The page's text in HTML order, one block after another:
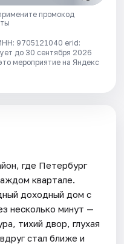
промокод
9705121040 erid:
до 30 сентября 2026
мероприятие на Яндекс
где Петербург
квартале.
доходный дом с
несколько минут —
тихий двор, глухая
стал ближе и